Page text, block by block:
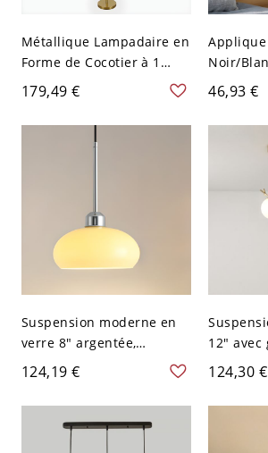
Métallique Lampadaire en
Forme de Cocotier à 1
Lumière Style Moderne
Lampe sur Pied avec
Décor de Plume - 110 V-
179,49 €
Applique
Noir/
Lampe
Lumière
avec
en Bois
46,93 €
Suspension moderne en
verre 8" argentée,
luminaire plafonnier
suspendu 1 lumière pour
îlot de cuisine ou petite
salle à manger, 110V-120V
124,19 €
12" avec
accent
coin
cuisine,
124,30 €